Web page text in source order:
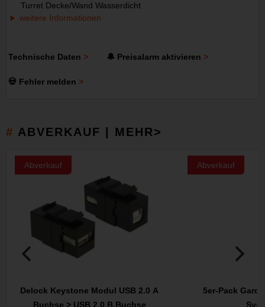
Turret Decke/Wand Wasserdicht
weitere Informationen
Technische Daten 🔔 Preisalarm aktivieren
💀 Fehler melden
ABVERKAUF | MEHR>
Abverkauf
Delock Keystone Modul USB 2.0 A
Buchse > USB 2.0 B Buchse
Abverkauf
5er-Pack